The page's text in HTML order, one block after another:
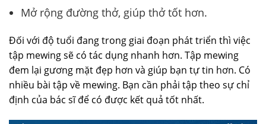
Mở rộng đường thở, giúp thở tốt hơn.
Đối với độ tuổi đang trong giai đoạn phát triển thì việc
tập mewing sẽ có tác dụng nhanh hơn. Tập mewing
đem lại gương mặt đẹp hơn và giúp bạn tự tin hơn. Có
nhiều bài tập về mewing. Bạn cần phải tập theo sự chỉ
định của bác sĩ để có được kết quả tốt nhất.